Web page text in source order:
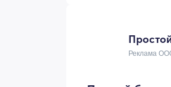
Реклама